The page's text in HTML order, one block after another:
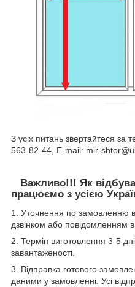
З усіх питань звертайтеся
563-82-44, E-mail: mir-
Важливо!!! Як
працюємо з усією
1. Уточнення по замовленню
дзвінком або повідомленням
2. Термін виготовлення 3-5
завантаженості.
3. Відправка готового
даними у замовленні. Усі